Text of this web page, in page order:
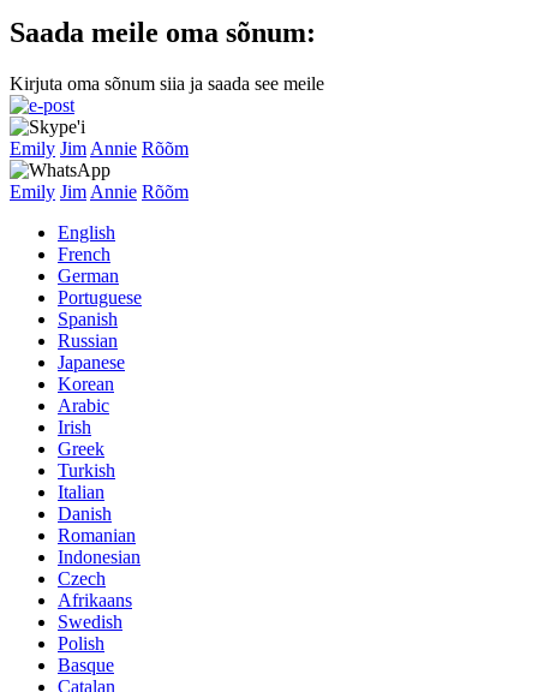
Saada meile oma sõnum:
Kirjuta oma sõnum siia ja saada see meile
Emily Jim Annie Rõõm
Emily Jim Annie Rõõm
English
French
German
Portuguese
Spanish
Russian
Japanese
Korean
Arabic
Irish
Greek
Turkish
Italian
Danish
Romanian
Indonesian
Czech
Afrikaans
Swedish
Polish
Basque
Catalan